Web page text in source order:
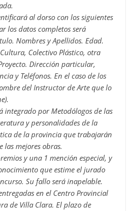
al dorso con los siguientes
los datos completos será
Nombres y Apellidos. Edad.
Colectivo Plástico, otra
Dirección particular,
y Teléfonos. En el caso de los
del Instructor de Arte que lo
integrado por Metodólogos de las
y personalidades de la
de la provincia que trabajarán
las mejores obras.
y una 1 mención especial, y
que estime el jurado
Su fallo será inapelable.
en el Centro Provincial
de Villa Clara. El plazo de